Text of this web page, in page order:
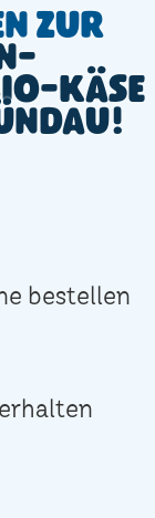
zur
Käse
bestellen